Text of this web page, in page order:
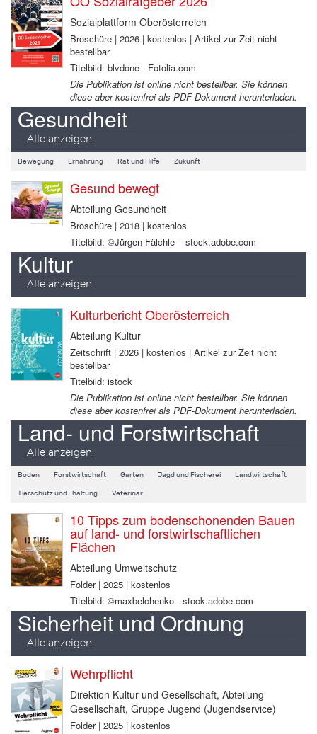
Sozialplattform Oberösterreich
Broschüre | 2026 | kostenlos | Artikel zur Zeit nicht
bestellbar
Titelbild: blvdone - Fotolia.com
Die Publikation ist online nicht bestellbar. Sie können
diese aber kostenfrei als PDF-Dokument herunterladen.
Gesundheit
Alle anzeigen
Bewegung Ernährung Rat und Hilfe Zukunft
Gesund bewegt
Abteilung Gesundheit
Broschüre | 2018 | kostenlos
Titelbild: ©Jürgen Fälchle – stock.adobe.com
Kultur
Alle anzeigen
Kulturbericht Oberösterreich
Abteilung Kultur
Zeitschrift | 2026 | kostenlos | Artikel zur Zeit nicht
bestellbar
Titelbild: istock
Die Publikation ist online nicht bestellbar. Sie können
diese aber kostenfrei als PDF-Dokument herunterladen.
Land- und Forstwirtschaft
Alle anzeigen
Boden Forstwirtschaft Garten Jagd und Fischerei Landwirtschaft
Tierschutz und -haltung Veterinär
10 Tipps zum bodenschonenden Bauen
auf land- und forstwirtschaftlichen
Flächen
Abteilung Umweltschutz
Folder | 2025 | kostenlos
Titelbild: ©maxbelchenko - stock.adobe.com
Sicherheit und Ordnung
Alle anzeigen
Wehrpflicht
Direktion Kultur und Gesellschaft, Abteilung
Gesellschaft, Gruppe Jugend (Jugendservice)
Folder | 2025 | kostenlos